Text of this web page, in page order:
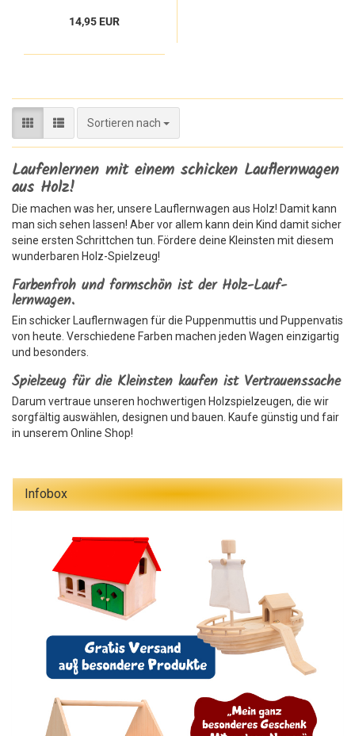
14,95 EUR
Sortieren nach
Sortieren nach
Laufenlernen mit einem schicken Lauflernwagen
aus Holz!
Die machen was her, unsere Lauflernwagen aus Holz! Damit kann
man sich sehen lassen! Aber vor allem kann dein Kind damit sicher
seine ersten Schrittchen tun. Fördere deine Kleinsten mit diesem
wunderbaren Holz-Spielzeug!
Farbenfroh und formschön ist der Holz-Lauf-
lernwagen.
Ein schicker Lauflernwagen für die Puppenmuttis und Puppenvatis
von heute. Verschiedene Farben machen jeden Wagen einzigartig
und besonders.
Spielzeug für die Kleinsten kaufen ist Vertrauenssache
Darum vertraue unseren hochwertigen Holzspielzeugen, die wir
sorgfältig auswählen, designen und bauen. Kaufe günstig und fair
in unserem Online Shop!
Infobox